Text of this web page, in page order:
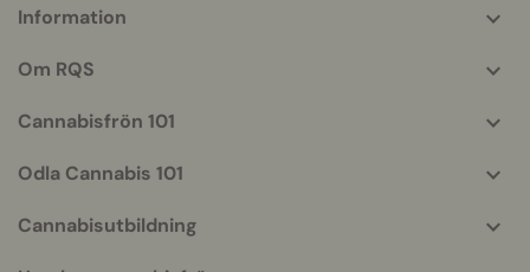
info
Information
Om RQS
Cannabisfrön 101
Odla Cannabis 101
Cannabisutbildning